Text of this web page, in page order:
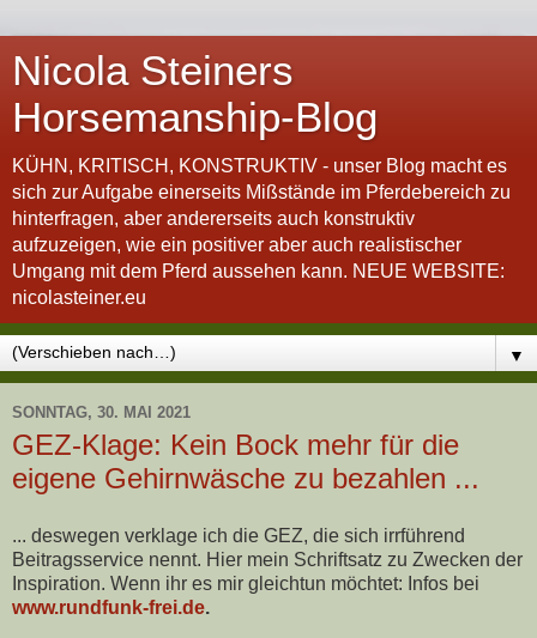
Nicola Steiners
Horsemanship-Blog
KÜHN, KRITISCH, KONSTRUKTIV - unser Blog macht es
sich zur Aufgabe einerseits Mißstände im Pferdebereich zu
hinterfragen, aber andererseits auch konstruktiv
aufzuzeigen, wie ein positiver aber auch realistischer
Umgang mit dem Pferd aussehen kann. NEUE WEBSITE:
nicolasteiner.eu
▼
SONNTAG, 30. MAI 2021
GEZ-Klage: Kein Bock mehr für die
eigene Gehirnwäsche zu bezahlen ...
... deswegen verklage ich die GEZ, die sich irrführend
Beitragsservice nennt. Hier mein Schriftsatz zu Zwecken der
Inspiration. Wenn ihr es mir gleichtun möchtet: Infos bei
www.rundfunk-frei.de.